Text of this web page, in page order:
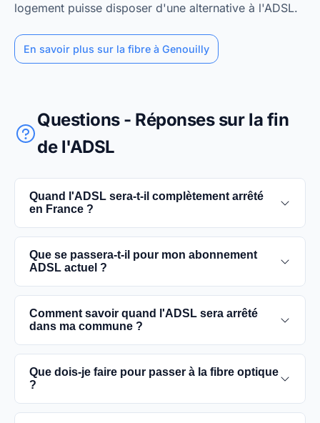
logement puisse disposer d'une alternative à l'ADSL.
En savoir plus sur la fibre à Genouilly
Questions - Réponses sur la fin
de l'ADSL
Quand l'ADSL sera-t-il complètement arrêté
en France ?
L'extinction complète du réseau ADSL est prévue
pour 2030. D'ici là, les utilisateurs sont
optique, plus rapides et fiables.
Que se passera-t-il pour mon abonnement
ADSL actuel ?
Vous pouvez continuer à utiliser votre
abonnement ADSL jusqu'à la date de fermeture du
conseillé de passer à la fibre optique dès que
possible pour une meilleure qualité de service.
Comment savoir quand l'ADSL sera arrêté
dans ma commune ?
Les dates précises de fermeture de l'ADSL varient
selon les communes. Vous pouvez trouver ces
commune spécifique.
Que dois-je faire pour passer à la fibre optique
?